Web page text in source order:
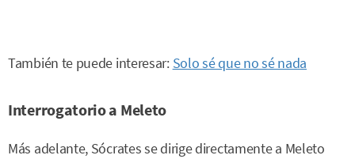
También te puede interesar: Solo sé que no sé nada
Interrogatorio a Meleto
Más adelante, Sócrates se dirige directamente a Meleto